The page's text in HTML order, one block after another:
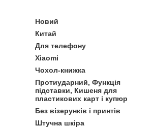
Новий
Китай
Для телефону
Xiaomi
Чохол-книжка
Протиударний, Функція
підставки, Кишеня для
пластикових карт і купюр
Без візерунків і принтів
Штучна шкіра